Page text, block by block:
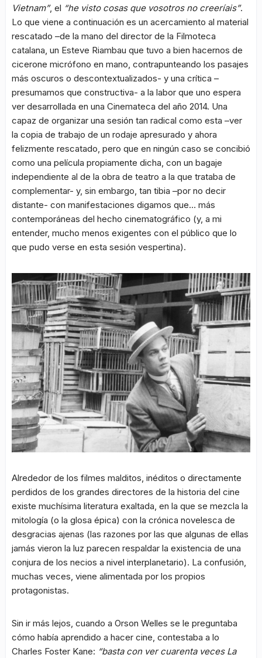
Vietnam”, el “he visto cosas que vosotros no creeríais”.
Lo que viene a continuación es un acercamiento al material
rescatado –de la mano del director de la Filmoteca
catalana, un Esteve Riambau que tuvo a bien hacernos de
cicerone micrófono en mano, contrapunteando los pasajes
más oscuros o descontextualizados- y una crítica –
presumamos que constructiva- a la labor que uno espera
ver desarrollada en una Cinemateca del año 2014. Una
capaz de organizar una sesión tan radical como esta –ver
la copia de trabajo de un rodaje apresurado y ahora
felizmente rescatado, pero que en ningún caso se concibió
como una película propiamente dicha, con un bagaje
independiente al de la obra de teatro a la que trataba de
complementar- y, sin embargo, tan tibia –por no decir
distante- con manifestaciones digamos que… más
contemporáneas del hecho cinematográfico (y, a mi
entender, mucho menos exigentes con el público que lo
que pudo verse en esta sesión vespertina).
Alrededor de los filmes malditos, inéditos o directamente
perdidos de los grandes directores de la historia del cine
existe muchísima literatura exaltada, en la que se mezcla la
mitología (o la glosa épica) con la crónica novelesca de
desgracias ajenas (las razones por las que algunas de ellas
jamás vieron la luz parecen respaldar la existencia de una
conjura de los necios a nivel interplanetario). La confusión,
muchas veces, viene alimentada por los propios
protagonistas.
Sin ir más lejos, cuando a Orson Welles se le preguntaba
cómo había aprendido a hacer cine, contestaba a lo
Charles Foster Kane: “basta con ver cuarenta veces La